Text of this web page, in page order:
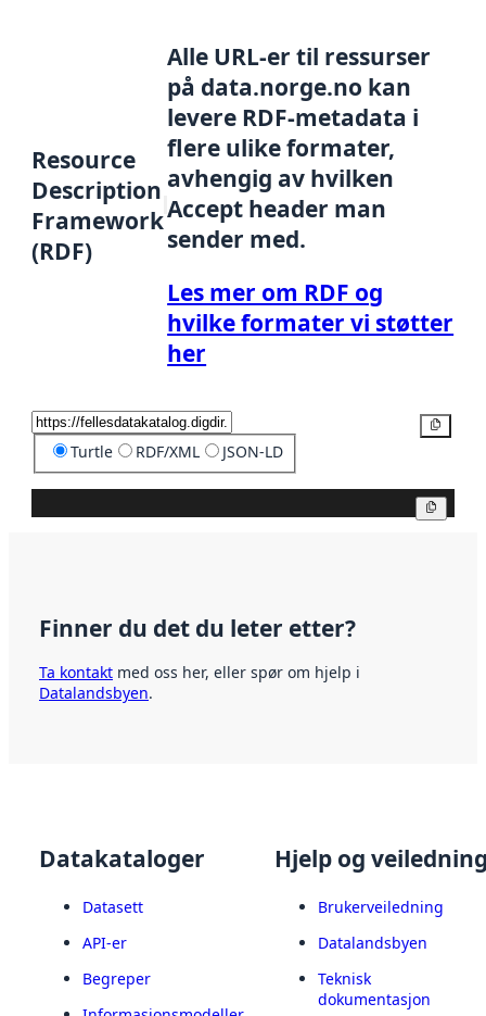
Resource
Description
Framework
(RDF)
Alle URL-er til ressurser
på data.norge.no kan
levere RDF-metadata i
flere ulike formater,
avhengig av hvilken
Accept header man
sender med.
Les mer om RDF og
hvilke formater vi støtter
her
Turtle RDF/XML JSON-LD
Finner du det du leter etter?
Ta kontakt med oss her, eller spør om hjelp i
Datalandsbyen.
Datakataloger
Datasett
API-er
Begreper
Hjelp og
Brukerveiledning
Datalandsbyen
Teknisk
dokumentasjon